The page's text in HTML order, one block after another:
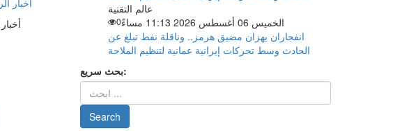
عالم التقنية
الخميس 06 أغسطس 2026 11:13 مساءً
0
انفجاران يهزان مضيق هرمز.. وناقلة نفط تبلغ عن
الحادث وسط تحركات إيرانية عمانية لتنظيم الملاحة
بحث سريع: